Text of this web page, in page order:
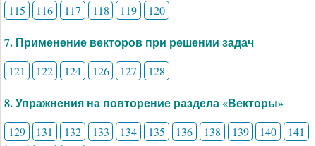
115
116 117 118 119 120
7. Применение векторов при решении задач
121 122 124 126 127 128
8. Упражнения на повторение раздела «Векторы»
129 131 132 133 134 135 136 138 139 140
141